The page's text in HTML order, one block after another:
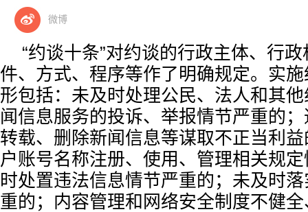
微博
办网。
“约谈十条”对约谈的行政主体、行
件、方式、程序等作了明确规定。实
形包括：未及时处理公民、法人和其
闻信息服务的投诉、举报情节严重的
转载、删除新闻信息等谋取不正当利
户账号名称注册、使用、管理相关规
时处置违法信息情节严重的；未及时
重的；内容管理和网络安全制度不健